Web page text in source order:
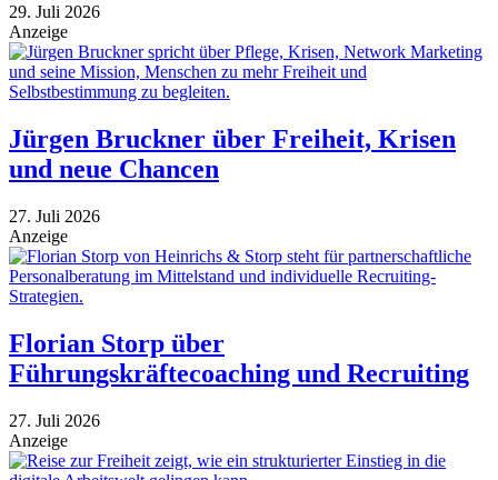
29. Juli 2026
Anzeige
Jürgen Bruckner über Freiheit, Krisen
und neue Chancen
27. Juli 2026
Anzeige
Florian Storp über
Führungskräftecoaching und Recruiting
27. Juli 2026
Anzeige